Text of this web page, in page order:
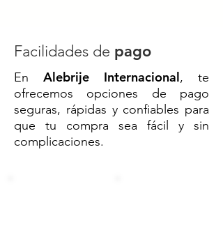
basado en ISO 9001:2015.
Ideal para gestionar residuos en
espacios urbanos y comerciales.
Fabricado en material resistente
y de alta durabilidad, cuenta con
un diseño práctico que facilita su
Facilidades de pago
En Alebrije Internacional, te
ofrecemos opciones de pago
seguras, rápidas y confiables para
que tu compra sea fácil y sin
complicaciones.